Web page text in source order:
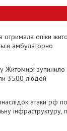
отримала опіки
амбулаторно
у Житомирі
3500 людей
атаки рф
інфраструктуру,